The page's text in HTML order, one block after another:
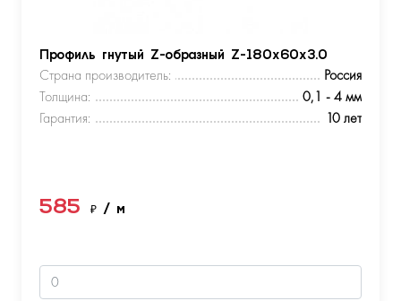
Профиль гнутый Z-образный Z-180х60х3.0
Страна производитель:
Россия
Толщина:
0,1 - 4 мм
Гарантия:
10 лет
585 ₽ / м